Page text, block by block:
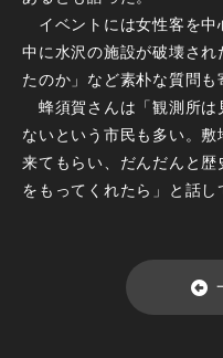
イベントには女性客を中
中に水沢の施設が破壊さ
たのか」など素朴な質問も
蜂須賀さんは「観測所は
ないという市民も多い。
来てもらい、だんだんと
をもってくれたら」と話し